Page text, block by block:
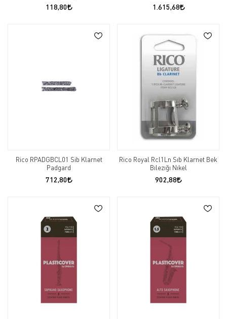
118,80 1.615,68
Rico RPADGBCL01 Sib Klarnet
Padgard
712,80
Rico Royal Rcl1Ln Sıb Klarnet Bek
Bılezığı Nıkel
902,88